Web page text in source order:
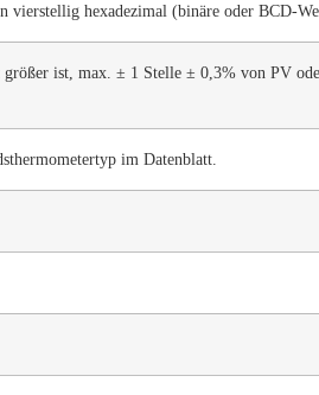
vierstellig hexadezimal (binäre oder BCD-
ist, max. ± 1 Stelle ± 0,3% von PV
im Datenblatt.